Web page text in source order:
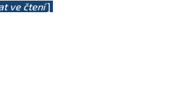
ve čtení]